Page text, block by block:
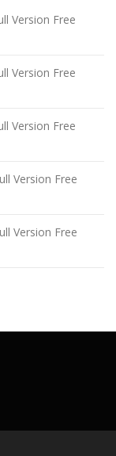
Version Free
Version Free
Version Free
Version Free
Version Free